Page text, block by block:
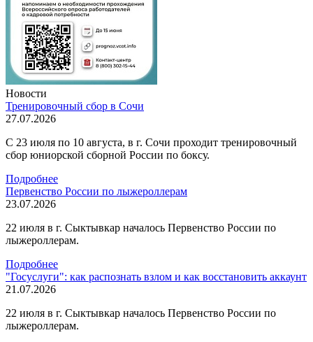
Новости
Тренировочный сбор в Сочи
27.07.2026
С 23 июля по 10 августа, в г. Сочи проходит тренировочный
сбор юниорской сборной России по боксу.
Подробнее
Первенство России по лыжероллерам
23.07.2026
22 июля в г. Сыктывкар началось Первенство России по
лыжероллерам.
Подробнее
"Госуслуги": как распознать взлом и как восстановить аккаунт
21.07.2026
22 июля в г. Сыктывкар началось Первенство России по
лыжероллерам.